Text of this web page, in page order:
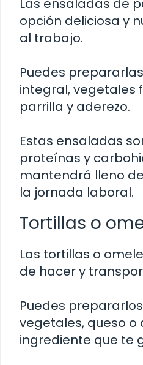
Las ensaladas de
opción deliciosa y
al trabajo.
Puedes
integral, vegetales
parrilla y aderezo.
Estas ensaladas
proteínas y
mantendrá lleno
la jornada laboral.
Tortillas o
Las tortillas o
de hacer y
Puedes
vegetales, queso o
ingrediente que te